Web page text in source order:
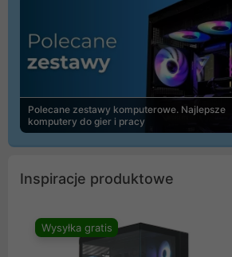
Polecane zestawy komputerowe. Najlepsze
komputery do gier i pracy
Inspiracje produktowe
Wysyłka gratis